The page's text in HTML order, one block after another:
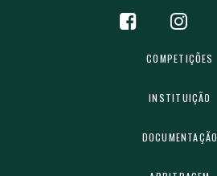
COMPETIÇÕES
INSTITUIÇÃO
DOCUMENTAÇÃO